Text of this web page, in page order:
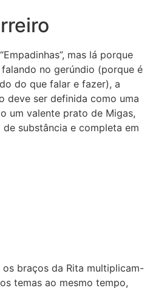
mas lá porque
no gerúndio (porque é
do que falar e fazer), a
deve ser definida como uma
um valente prato de Migas,
substância e completa em
os braços da Rita multiplicam-
temas ao mesmo tempo,